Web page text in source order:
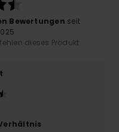
Bewertungen seit
dieses Produkt